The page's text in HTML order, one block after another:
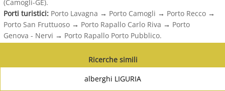
(Camogli-GE).
Porti turistici: Porto Lavagna → Porto Camogli → Porto Recco →
Porto San Fruttuoso → Porto Rapallo Carlo Riva → Porto
Genova - Nervi → Porto Rapallo Porto Pubblico.
Ricerche simili
alberghi LIGURIA